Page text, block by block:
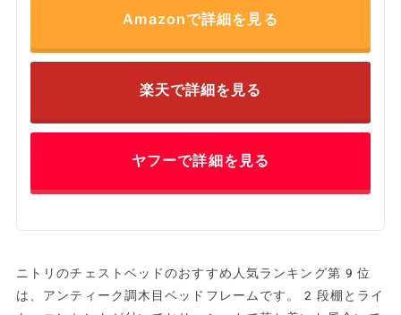
Amazonで詳細を見る
楽天で詳細を見る
ヤフーで詳細を見る
ニトリのチェストベッドのおすすめ人気ランキング第9位
は、アンティーク調木目ベッドフレームです。2段棚とライ